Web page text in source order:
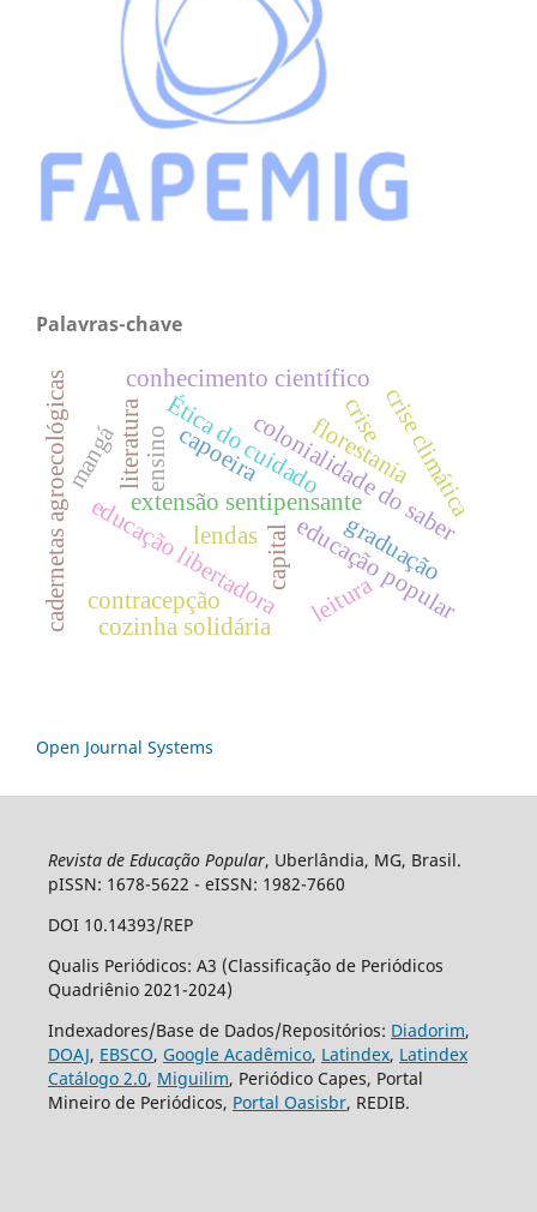
Palavras-chave
extensão sentipensante
colonialidade do saber
educação libertadora
florestania
Ética do cuidado
cadernetas agroecológicas educação popular
crise climática
crise
capital
conhecimento científico
ensino
graduação
literatura
mangá
leitura
capoeira
lendas
cozinha solidária
contracepção
Open Journal Systems
Revista de Educação Popular, Uberlândia, MG, Brasil.
pISSN: 1678-5622 - eISSN: 1982-7660
DOI 10.14393/REP
Qualis Periódicos: A3 (Classificação de Periódicos
Quadriênio 2021-2024)
Indexadores/Base de Dados/Repositórios: Diadorim,
DOAJ, EBSCO, Google Acadêmico, Latindex, Latindex
Catálogo 2.0, Miguilim, Periódico Capes, Portal
Mineiro de Periódicos, Portal Oasisbr, REDIB.